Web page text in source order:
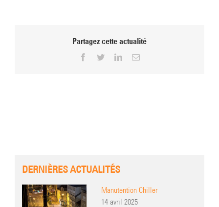
Partagez cette actualité
Facebook
TwitterLinkedInEmail
DERNIÈRES ACTUALITÉS
Manutention Chiller
14 avril 2025